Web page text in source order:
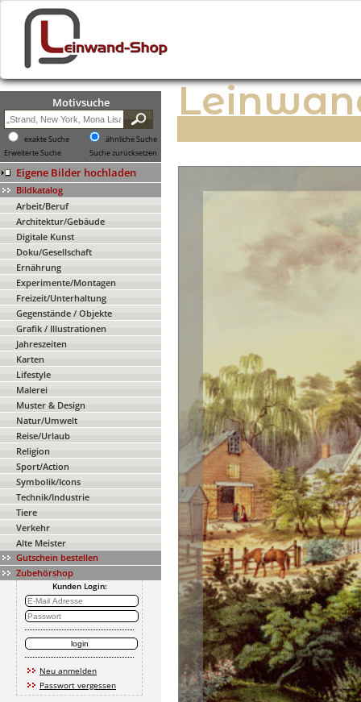
Motivsuche
exakte Suche
ähnliche Suche
Erweiterte Suche
Suche zurücksetzen
Eigene Bilder hochladen
Bildkatalog
Arbeit/Beruf
Architektur/Gebäude
Digitale Kunst
Doku/Gesellschaft
Ernährung
Experimente/Montagen
Freizeit/Unterhaltung
Gegenstände / Objekte
Grafik / Illustrationen
Jahreszeiten
Karten
Lifestyle
Malerei
Muster & Design
Natur/Umwelt
Reise/Urlaub
Religion
Sport/Action
Symbolik/Icons
Technik/Industrie
Tiere
Verkehr
Alte Meister
Gutschein bestellen
Zubehörshop
Kunden Login:
Neu anmelden
Passwort vergessen